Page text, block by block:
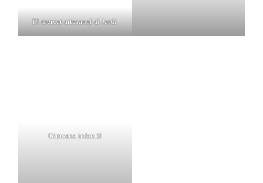
El mercat artesanal al Jardí
Gimcana infantil